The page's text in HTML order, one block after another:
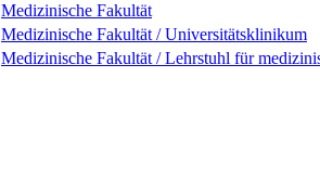
Medizinische Fakultät
Medizinische Fakultät / Universitätsklinikum
Medizinische Fakultät / Lehrstuhl für